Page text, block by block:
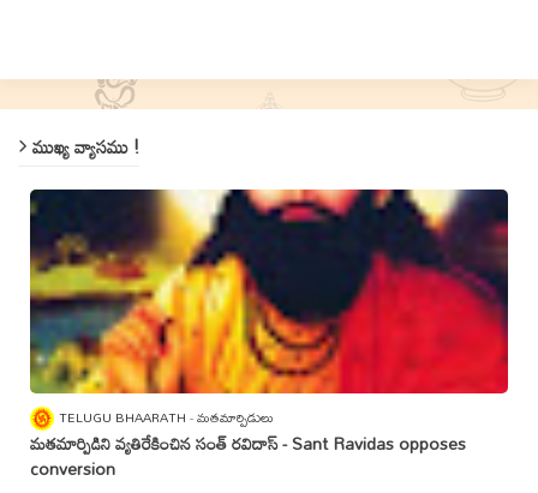
ముఖ్య వ్యాసము !
TELUGU BHAARATH మతమార్పిడులు
మతమార్పిడిని వ్యతిరేకించిన సంత్‌ రవిదాస్‌ - Sant Ravidas opposes
conversion